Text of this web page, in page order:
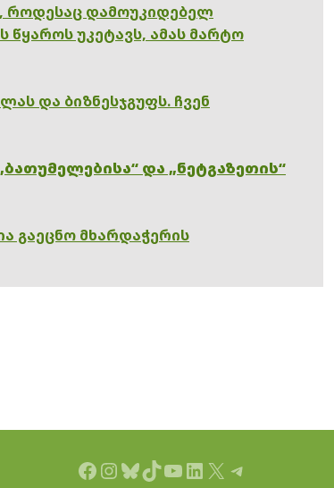
როდესაც დამოუკიდებელ
წყაროს უკეტავს, ამას მარტო
და ბიზნესჯგუფს. ჩვენ
და „ნეტგაზეთის“
გაეცნო მხარდაჭერის
Facebook
Instagram
Bluesky
TikTok
YouTube
LinkedIn
X Telegram